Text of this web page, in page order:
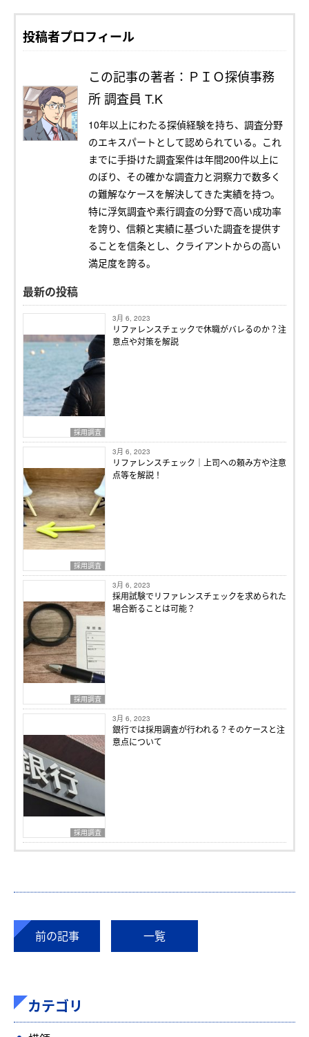
投稿者プロフィール
この記事の著者：ＰＩＯ探偵事務
所 調査員 T.K
10年以上にわたる探偵経験を持ち、調査分野
のエキスパートとして認められている。これ
までに手掛けた調査案件は年間200件以上に
のぼり、その確かな調査力と洞察力で数多く
の難解なケースを解決してきた実績を持つ。
特に浮気調査や素行調査の分野で高い成功率
を誇り、信頼と実績に基づいた調査を提供す
ることを信条とし、クライアントからの高い
満足度を誇る。
最新の投稿
採用調査
3月 6, 2023
リファレンスチェックで休職がバレるのか？注
意点や対策を解説
採用調査
3月 6, 2023
リファレンスチェック｜上司への頼み方や注意
点等を解説！
採用調査
3月 6, 2023
採用試験でリファレンスチェックを求められた
場合断ることは可能？
採用調査
3月 6, 2023
銀行では採用調査が行われる？そのケースと注
意点について
前の記事 一覧
カテゴリ